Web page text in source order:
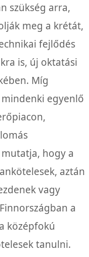
szükség arra,
meg a krétát,
fejlődés
is, új oktatási
Míg
egyenlő
hogy a
aztán
vagy
a
középfokú
tanulni.